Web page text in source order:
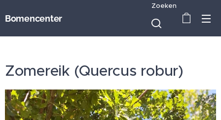
Bomencenter
Zoeken
Zomereik (Quercus robur)